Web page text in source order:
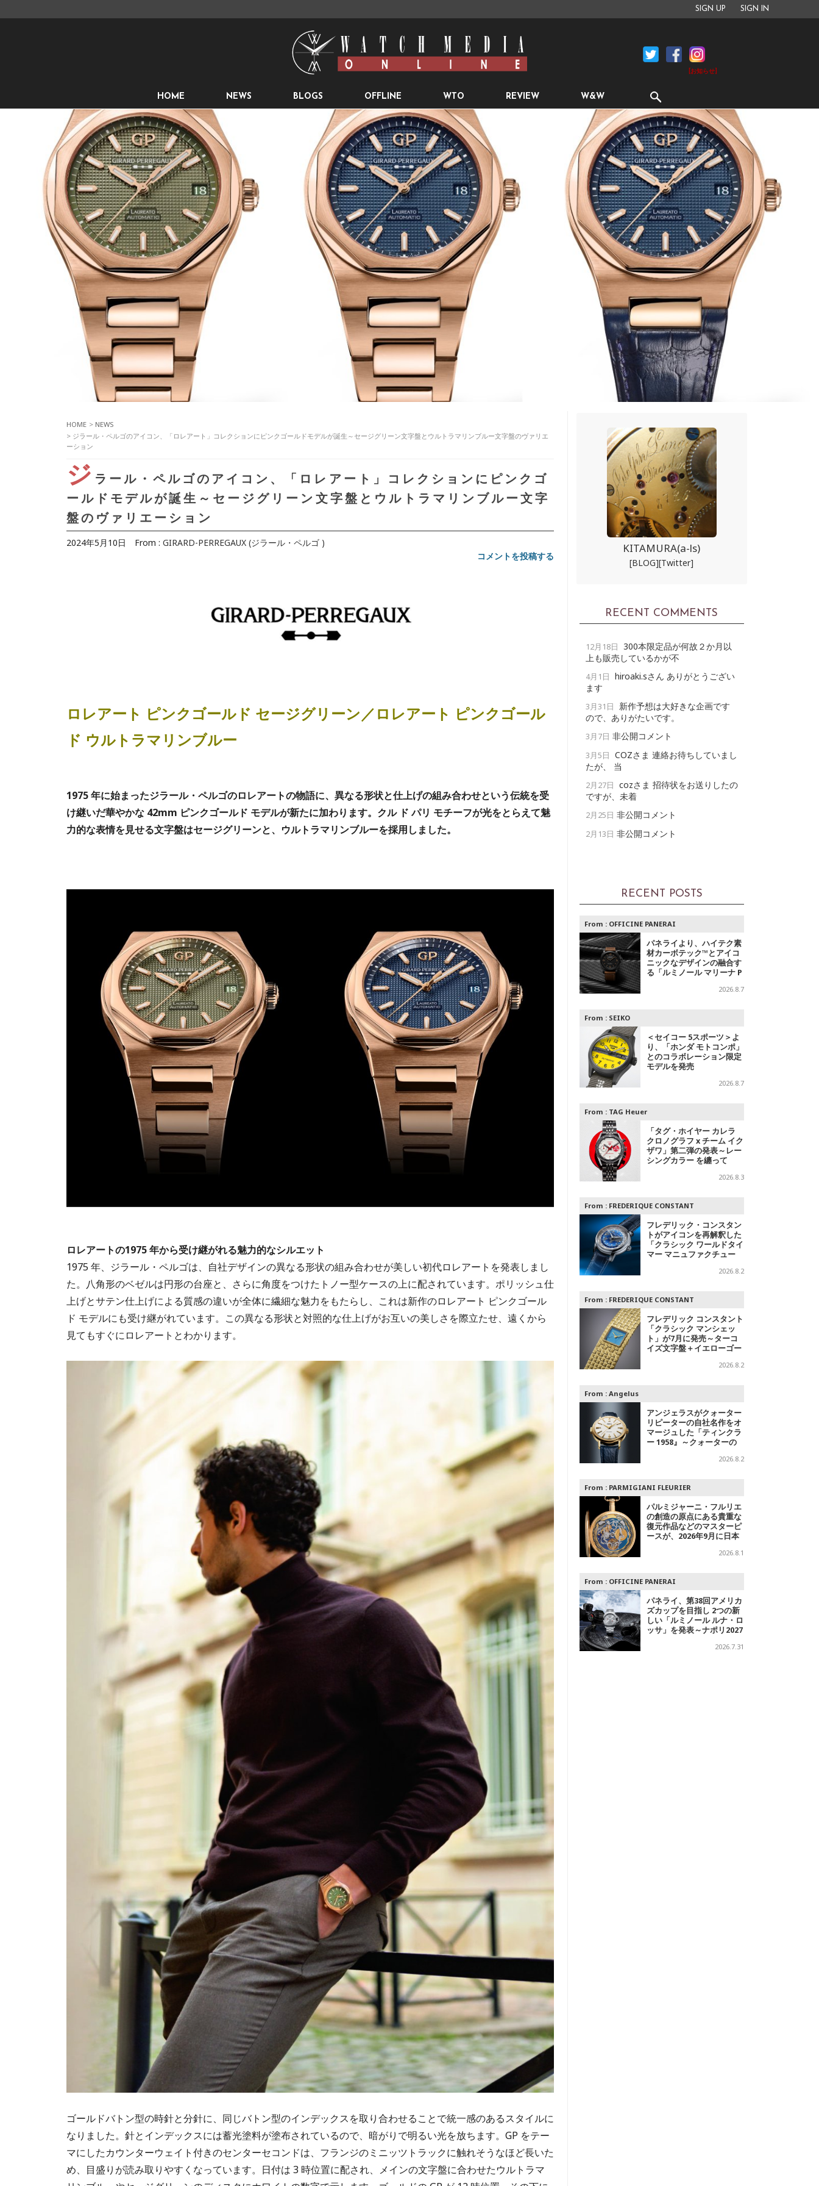
SIGN UP SIGN IN
[お知らせ]
HOME NEWS BLOGS OFFLINE WTO REVIEW W&W
HOME > NEWS
> ジラール・ペルゴのアイコン、「ロレアート」コレクションにピンクゴールドモデルが誕生～セージグリーン文字盤とウルトラマリンブルー文字盤のヴァリエ
ーション
ジ ラール・ペルゴのアイコン、「ロレアート」コレクションにピンクゴ
ールドモデルが誕生～セージグリーン文字盤とウルトラマリンブルー文字
盤のヴァリエーション
2024年5月10日 From : GIRARD-PERREGAUX (ジラール・ペルゴ )
コメントを投稿する
ロレアート ピンクゴールド セージグリーン／ロレアート ピンクゴール
ド ウルトラマリンブルー
1975 年に始まったジラール・ペルゴのロレアートの物語に、異なる形状と仕上げの組み合わせという伝統を受
け継いだ華やかな 42mm ピンクゴールド モデルが新たに加わります。クル ド パリ モチーフが光をとらえて魅
力的な表情を見せる文字盤はセージグリーンと、ウルトラマリンブルーを採用しました。
ロレアートの1975 年から受け継がれる魅力的なシルエット
1975 年、ジラール・ペルゴは、自社デザインの異なる形状の組み合わせが美しい初代ロレアートを発表しまし
た。八角形のベゼルは円形の台座と、さらに角度をつけたトノー型ケースの上に配されています。ポリッシュ仕
上げとサテン仕上げによる質感の違いが全体に繊細な魅力をもたらし、これは新作のロレアート ピンクゴール
ド モデルにも受け継がれています。この異なる形状と対照的な仕上げがお互いの美しさを際立たせ、遠くから
見てもすぐにロレアートとわかります。
ゴールドバトン型の時針と分針に、同じバトン型のインデックスを取り合わせることで統一感のあるスタイルに
なりました。針とインデックスには蓄光塗料が塗布されているので、暗がりで明るい光を放ちます。GP をテー
マにしたカウンターウェイト付きのセンターセコンドは、フランジのミニッツトラックに触れそうなほど長いた
め、目盛りが読み取りやすくなっています。日付は 3 時位置に配され、メインの文字盤に合わせたウルトラマ
KITAMURA(a-ls)
[BLOG][Twitter]
RECENT COMMENTS
12月18日 300本限定品が何故２か月以
上も販売しているかが不
4月1日 hiroaki.sさん ありがとうござい
ます
3月31日
新作予想は大好きな企画です
ので、ありがたいです。
3月7日 非公開コメント
3月5日 COZさま 連絡お待ちしていまし
たが、 当
2月27日 cozさま 招待状をお送りしたの
ですが、未着
2月25日 非公開コメント
2月13日 非公開コメント
RECENT POSTS
From : OFFICINE PANERAI
パネライより、ハイテク素
材カーボテック™とアイコ
ニックなデザインの融合す
る「ルミノール マリーナ P
2026.8.7
From : SEIKO
＜セイコー 5スポーツ＞よ
り、「ホンダ モトコンポ」
とのコラボレーション限定
モデルを発売
2026.8.7
From : TAG Heuer
「タグ・ホイヤー カレラ
クロノグラフ x チーム イク
ザワ」第二弾の発表～レー
シングカラー を纏って
2026.8.3
From : FREDERIQUE CONSTANT
フレデリック・コンスタン
トがアイコンを再解釈した
「クラシック ワールドタイ
マー マニュファクチュー
2026.8.2
From : FREDERIQUE CONSTANT
フレデリック コンスタント
「クラシック マンシェッ
ト」が7月に発売～ターコ
イズ文字盤＋イエローゴー
字盤＋スチールの2モデル
2026.8.2
From : Angelus
アンジェラスがクォーター
リピーターの自社名作をオ
マージュした「ティンクラ
ー 1958』～クォーターの
2026.8.2
From : PARMIGIANI FLEURIER
パルミジャーニ・フルリエ
の創造の原点にある貴重な
復元作品などのマスターピ
ースが、2026年9月に日本
2026.8.1
From : OFFICINE PANERAI
パネライ、第38回アメリカ
ズカップを目指し 2つの新
しい「ルミノール ルナ・ロ
ッサ」を発表～ナポリ2027
2026.7.31